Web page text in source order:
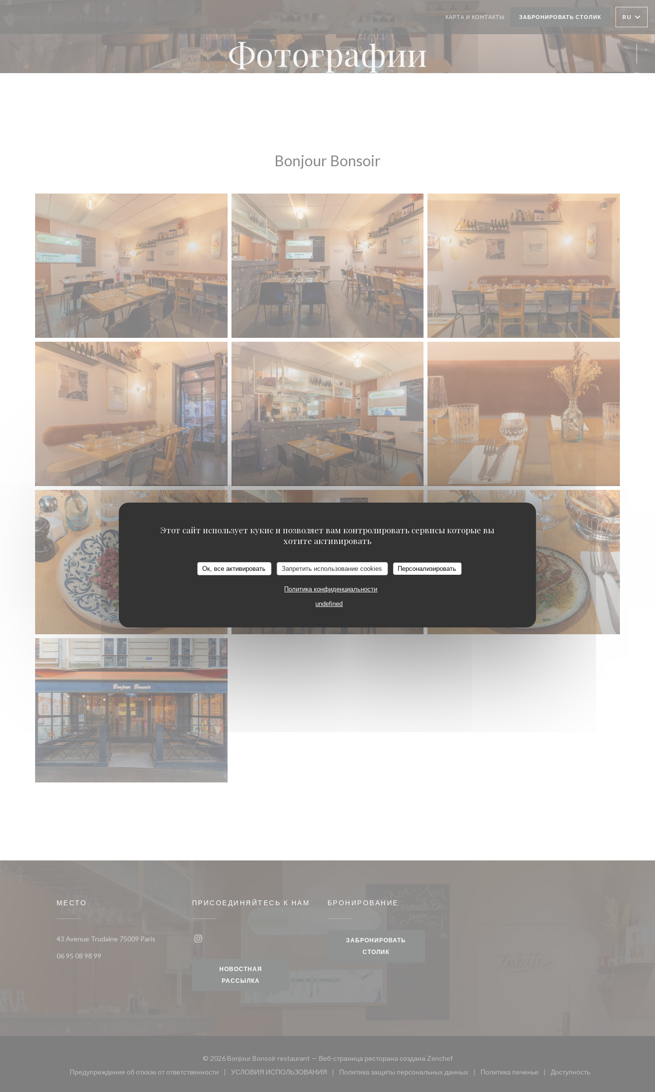
Этот сайт использует кукис и позволяет вам контролировать сервисы которые вы
хотите активировать
Ок, все активировать Запретить использование cookies Персонализировать
Политика конфиденциальности
undefined
КАРТА И КОНТАКТЫ ЗАБРОНИРОВАТЬ СТОЛИК RU
Фотографии
Bonjour Bonsoir
МЕСТО
43 Avenue Trudaine 75009 Paris((открывается в новом окне))
06 95 08 98 99
ПРИСОЕДИНЯЙТЕСЬ К НАМ
НОВОСТНАЯ
РАССЫЛКА
БРОНИРОВАНИЕ
ЗАБРОНИРОВАТЬ
СТОЛИК
© 2026 Bonjour Bonsoir restaurant — Веб-страница ресторана создана Zenchef((открывается в новом окне))
Предупреждение об отказе от ответственности
((открывается в новом окне))
УСЛОВИЯ ИСПОЛЬЗОВАНИЯ
((открывается в новом окне))
Политика защиты персональных данных
((открывается в новом окне))
Политика печенье
((открывается в новом окне))
Доступность
Bonjour Bonsoir restaurant